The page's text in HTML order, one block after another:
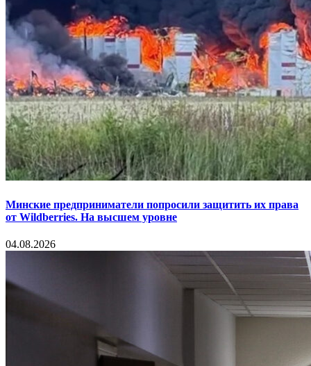
Минские предприниматели попросили защитить их права
от Wildberries. На высшем уровне
04.08.2026